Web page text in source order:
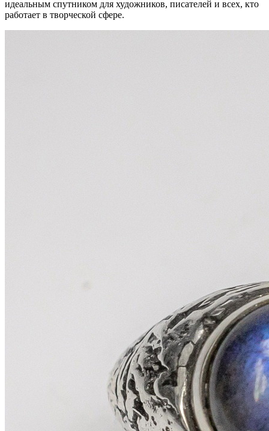
идеальным спутником для художников, писателей и всех, кто
работает в творческой сфере.